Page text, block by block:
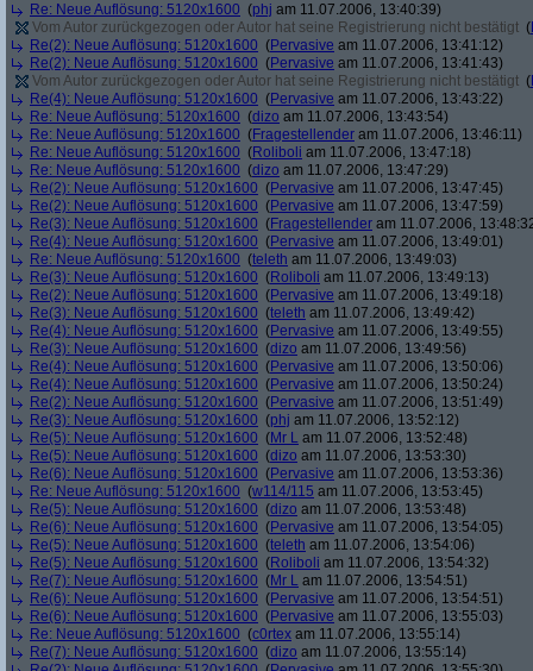
Re: Neue Auflösung: 5120x1600 (phj am 11.07.2006, 13:40:39)
Vom Autor zurückgezogen oder Autor hat seine Registrierung nicht bestätigt (
Re(2): Neue Auflösung: 5120x1600 (Pervasive am 11.07.2006, 13:41:12)
Re(2): Neue Auflösung: 5120x1600 (Pervasive am 11.07.2006, 13:41:43)
Vom Autor zurückgezogen oder Autor hat seine Registrierung nicht bestätigt (
Re(4): Neue Auflösung: 5120x1600 (Pervasive am 11.07.2006, 13:43:22)
Re: Neue Auflösung: 5120x1600 (dizo am 11.07.2006, 13:43:54)
Re: Neue Auflösung: 5120x1600 (Fragestellender am 11.07.2006, 13:46:11)
Re: Neue Auflösung: 5120x1600 (Roliboli am 11.07.2006, 13:47:18)
Re: Neue Auflösung: 5120x1600 (dizo am 11.07.2006, 13:47:29)
Re(2): Neue Auflösung: 5120x1600 (Pervasive am 11.07.2006, 13:47:45)
Re(2): Neue Auflösung: 5120x1600 (Pervasive am 11.07.2006, 13:47:59)
Re(3): Neue Auflösung: 5120x1600 (Fragestellender am 11.07.2006,
Re(4): Neue Auflösung: 5120x1600 (Pervasive am 11.07.2006, 13:49:01)
Re: Neue Auflösung: 5120x1600 (teleth am 11.07.2006, 13:49:03)
Re(3): Neue Auflösung: 5120x1600 (Roliboli am 11.07.2006, 13:49:13)
Re(2): Neue Auflösung: 5120x1600 (Pervasive am 11.07.2006, 13:49:18)
Re(3): Neue Auflösung: 5120x1600 (teleth am 11.07.2006, 13:49:42)
Re(4): Neue Auflösung: 5120x1600 (Pervasive am 11.07.2006, 13:49:55)
Re(3): Neue Auflösung: 5120x1600 (dizo am 11.07.2006, 13:49:56)
Re(4): Neue Auflösung: 5120x1600 (Pervasive am 11.07.2006, 13:50:06)
Re(4): Neue Auflösung: 5120x1600 (Pervasive am 11.07.2006, 13:50:24)
Re(2): Neue Auflösung: 5120x1600 (Pervasive am 11.07.2006, 13:51:49)
Re(3): Neue Auflösung: 5120x1600 (phj am 11.07.2006, 13:52:12)
Re(5): Neue Auflösung: 5120x1600 (Mr L am 11.07.2006, 13:52:48)
Re(5): Neue Auflösung: 5120x1600 (dizo am 11.07.2006, 13:53:30)
Re(6): Neue Auflösung: 5120x1600 (Pervasive am 11.07.2006, 13:53:36)
Re: Neue Auflösung: 5120x1600 (w114/115 am 11.07.2006, 13:53:45)
Re(5): Neue Auflösung: 5120x1600 (dizo am 11.07.2006, 13:53:48)
Re(6): Neue Auflösung: 5120x1600 (Pervasive am 11.07.2006, 13:54:05)
Re(5): Neue Auflösung: 5120x1600 (teleth am 11.07.2006, 13:54:06)
Re(5): Neue Auflösung: 5120x1600 (Roliboli am 11.07.2006, 13:54:32)
Re(7): Neue Auflösung: 5120x1600 (Mr L am 11.07.2006, 13:54:51)
Re(6): Neue Auflösung: 5120x1600 (Pervasive am 11.07.2006, 13:54:51)
Re(6): Neue Auflösung: 5120x1600 (Pervasive am 11.07.2006, 13:55:03)
Re: Neue Auflösung: 5120x1600 (c0rtex am 11.07.2006, 13:55:14)
Re(7): Neue Auflösung: 5120x1600 (dizo am 11.07.2006, 13:55:14)